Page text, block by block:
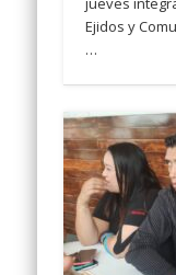
Ejidos y
…